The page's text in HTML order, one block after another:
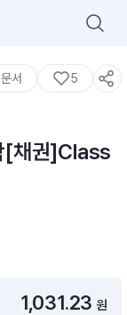
종목 검색
서 5
[채권]Class
1,031.23 원